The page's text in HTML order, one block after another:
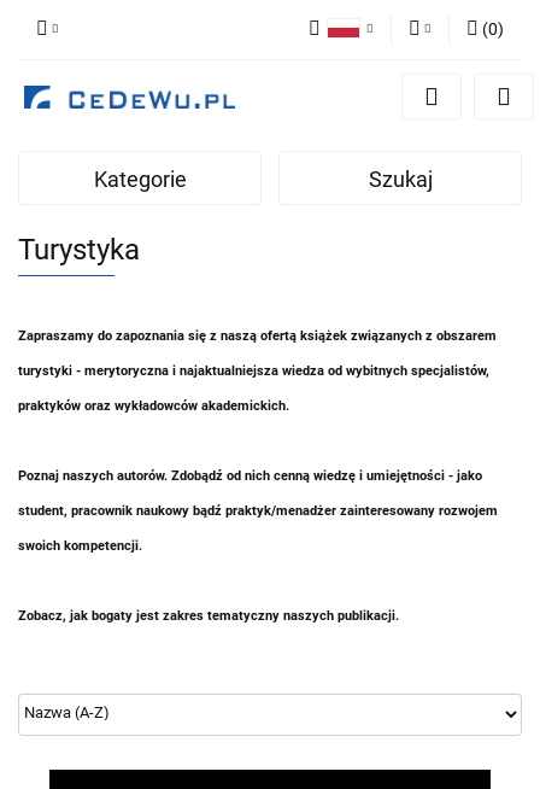
Zaloguj się
(0)
Kategorie Szukaj
Turystyka
Zapraszamy do zapoznania się z naszą ofertą książek związanych z obszarem
turystyki - merytoryczna i najaktualniejsza wiedza od wybitnych specjalistów,
praktyków oraz wykładowców akademickich.
Poznaj naszych autorów. Zdobądź od nich cenną wiedzę i umiejętności - jako
student, pracownik naukowy bądź praktyk/menadżer zainteresowany rozwojem
swoich kompetencji.
Zobacz, jak bogaty jest zakres tematyczny naszych publikacji.